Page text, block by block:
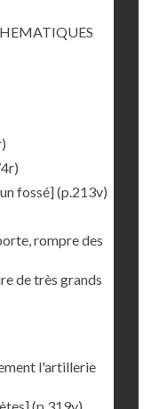
fossé](p.213v)
rompre des
de très grands
l'artillerie